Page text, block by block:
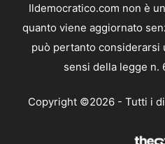
Ildemocratico.com non è
quanto viene aggiornato
può pertanto considerarsi
sensi della legge n.
Copyright ©2026 - Tutti i